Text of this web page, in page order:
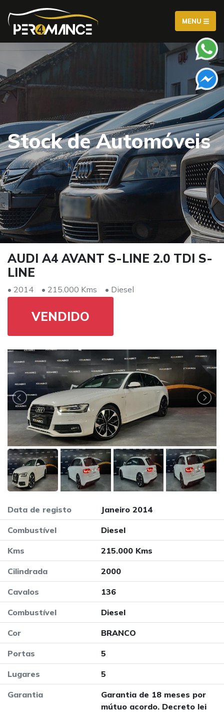
MENU
Stock de Automóveis
AUDI A4 AVANT S-LINE 2.0 TDI S-
LINE
• 2014 • 215.000 Kms • Diesel
VENDIDO
Data de registo Janeiro 2014
Combustível Diesel
Kms 215.000 Kms
Cilindrada 2000
Cavalos 136
Combustível Diesel
Cor BRANCO
Portas 5
Lugares 5
Garantia
Garantia de 18 meses por
mútuo acordo. Decreto lei